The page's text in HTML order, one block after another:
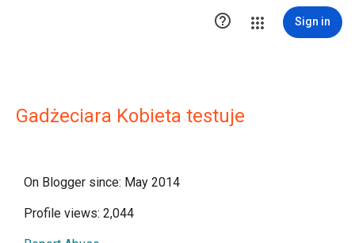
 Sign in
Gadżeciara Kobieta testuje
On Blogger since: May 2014
Profile views: 2,044